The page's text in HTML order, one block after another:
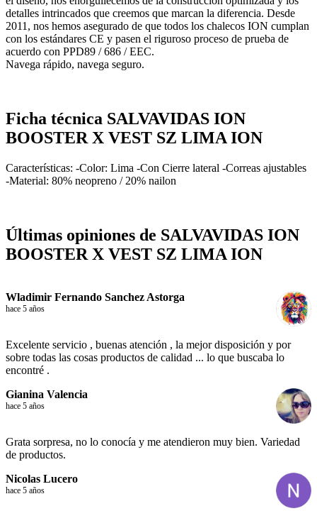
detalles intrincados que creemos que marcan la diferencia. Desde
2011, nos hemos asegurado de que todos los chalecos ION cumplan
con los estándares CE y pasen el riguroso proceso de prueba de
acuerdo con PPD89 / 686 / EEC.
Navega rápido, navega seguro.
Ficha técnica SALVAVIDAS ION
BOOSTER X VEST SZ LIMA ION
Características: -Color: Lima -Con Cierre lateral -Correas ajustables
-Material: 80% neopreno / 20% nailon
Últimas opiniones de SALVAVIDAS ION
BOOSTER X VEST SZ LIMA ION
Wladimir Fernando Sanchez Astorga
hace 5 años
Excelente servicio , buenas atención , la mejor disposición y por
sobre todas las cosas productos de calidad ... lo que buscaba lo
encontré .
Gianina Valencia
hace 5 años
Grata sorpresa, no lo conocía y me atendieron muy bien. Variedad
de productos.
Nicolas Lucero
hace 5 años